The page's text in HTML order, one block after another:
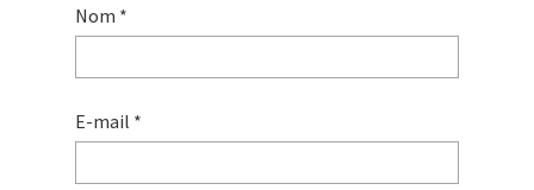
Nom *
E-mail *